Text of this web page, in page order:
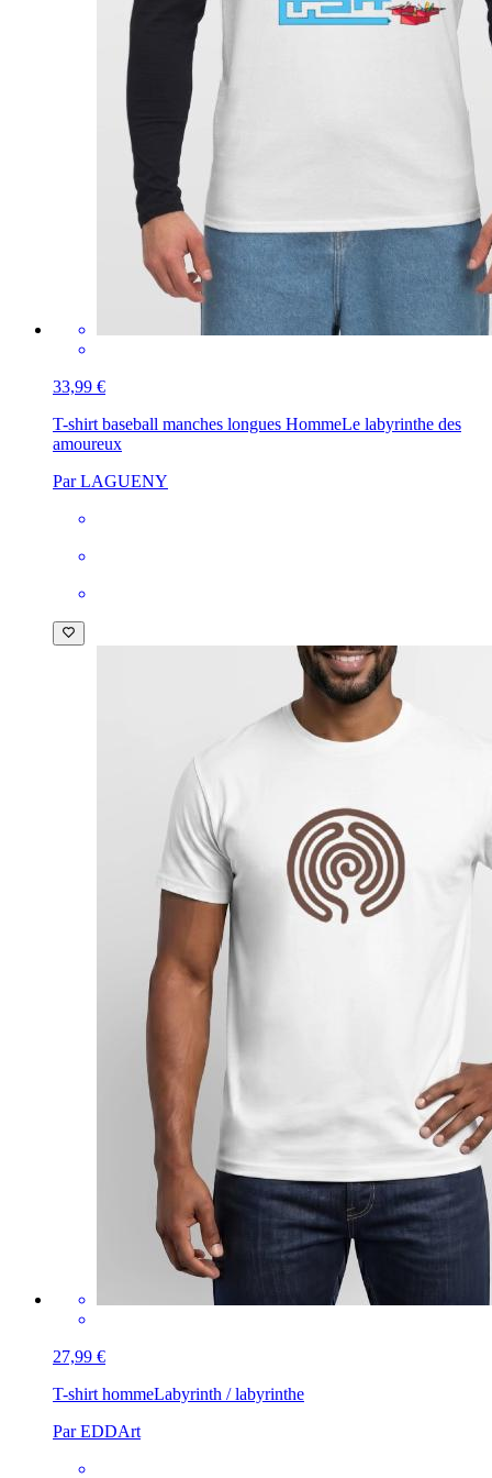
33,99 €
T-shirt baseball manches longues HommeLe labyrinthe des
amoureux
Par LAGUENY
27,99 €
T-shirt hommeLabyrinth / labyrinthe
Par EDDArt